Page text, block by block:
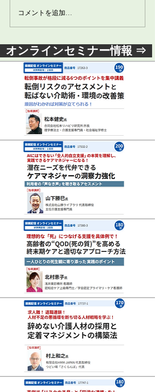
リハビリテーションを通じて「人
間らしさ」を取り戻す
コメントを追加…
オンラインセミナー情報 ⇒